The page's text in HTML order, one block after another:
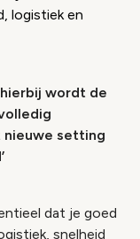
logistiek en
wordt de
nieuwe setting
dat je goed
snelheid